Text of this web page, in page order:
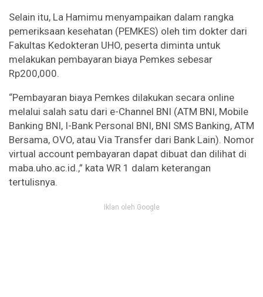
Selain itu, La Hamimu menyampaikan dalam rangka
pemeriksaan kesehatan (PEMKES) oleh tim dokter dari
Fakultas Kedokteran UHO, peserta diminta untuk
melakukan pembayaran biaya Pemkes sebesar
Rp200,000.
“Pembayaran biaya Pemkes dilakukan secara online
melalui salah satu dari e-Channel BNI (ATM BNI, Mobile
Banking BNI, I-Bank Personal BNI, BNI SMS Banking, ATM
Bersama, OVO, atau Via Transfer dari Bank Lain). Nomor
virtual account pembayaran dapat dibuat dan dilihat di
maba.uho.ac.id.,” kata WR 1 dalam keterangan
tertulisnya.
Iklan oleh Google